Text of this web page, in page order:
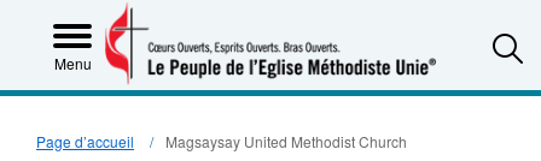
Menu
Page d’accueil Magsaysay United Methodist Church